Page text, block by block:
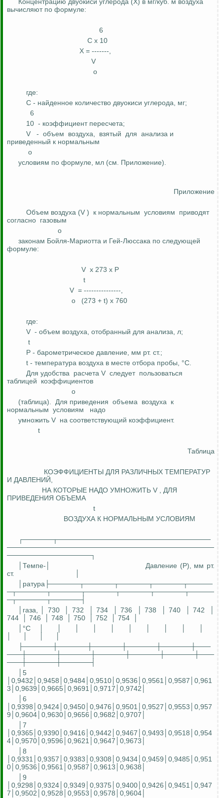
Концентрацию двуокиси углерода (Х) в мг/куб. м воздуха
вычисляют по формуле:
6
С х 10
Х = -------,
V
о
где:
С - найденное количество двуокиси углерода, мг;
6
10 - коэффициент пересчета;
V
- объем воздуха, взятый для анализа и
приведенный к нормальным
о
условиям по формуле, мл (см. Приложение).
Приложение
Объем воздуха (V ) к нормальным условиям
приводят
согласно газовым
о
законам Бойля-Мариотта и Гей-Люссака по следующей
формуле:
V х 273 х P
t
V = ---------------,
о
(273 + t) х 760
где:
V - объем воздуха, отобранный для анализа, л;
t
P - барометрическое давление, мм рт. ст.;
t - температура воздуха в месте отбора пробы, °С.
Для удобства расчета V следует пользоваться
таблицей
коэффициентов
о
(таблица). Для приведения объема воздуха к
нормальным условиям
надо
умножить V на соответствующий коэффициент.
t
Таблица
КОЭФФИЦИЕНТЫ ДЛЯ РАЗЛИЧНЫХ ТЕМПЕРАТУР
И ДАВЛЕНИЙ,
НАКОТОРЫЕ НАДО УМНОЖИТЬ V , ДЛЯ
ПРИВЕДЕНИЯ ОБЪЕМА
t
ВОЗДУХА К НОРМАЛЬНЫМ УСЛОВИЯМ
┌──────┬───────────────────────────────
──────────────────────────────────────────
─────────────────┐
│Темпе-
Давление (P), мм рт.
ст.
│ратура├──────┬──────┬──────┬──────┬─────
─┬──────┬──────┬──────┬──────┬──────┬─────
─┬──────┬──────┤
│газа, │ 730
│ 732 │ 734 │ 736 │ 738 │ 740 │ 742
744
│ 746 │ 748 │ 750 │ 752 │ 754
│°С
├──────┼──────┼──────┼──────┼──────┼───
───┼──────┼──────┼──────┼──────┼──────┼───
───┼──────┼──────┤
│5
│0,9432│0,9458│0,9484│0,9510│0,9536│0,9561│0,9587│0,961
3│0,9639│0,9665│0,9691│0,9717│0,9742│
│6
│0,9398│0,9424│0,9450│0,9476│0,9501│0,9527│0,9553│0,957
9│0,9604│0,9630│0,9656│0,9682│0,9707│
│7
│0,9365│0,9390│0,9416│0,9442│0,9467│0,9493│0,9518│0,954
4│0,9570│0,9596│0,9621│0,9647│0,9673│
│8
│0,9331│0,9357│0,9383│0,9308│0,9434│0,9459│0,9485│0,951
0│0,9536│0,9561│0,9587│0,9613│0,9638│
│9
│0,9298│0,9324│0,9349│0,9375│0,9400│0,9426│0,9451│0,947
7│0,9502│0,9528│0,9553│0,9578│0,9604│